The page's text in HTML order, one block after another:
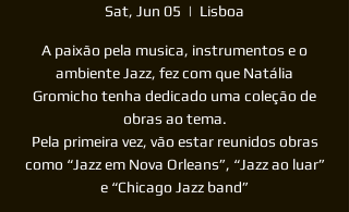
Sat, Jun 05
  |
Lisboa
A paixão pela musica, instrumentos e o
ambiente Jazz, fez com que Natália
Gromicho tenha dedicado uma coleção de
obras ao tema.
Pela primeira vez, vão estar reunidos obras
como “Jazz em Nova Orleans”, “Jazz ao luar”
e “Chicago Jazz band”